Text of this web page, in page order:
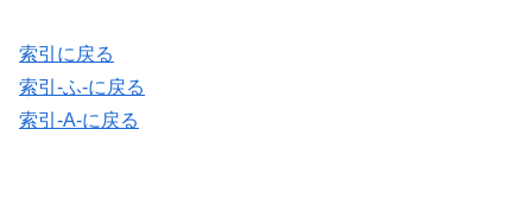
索引に戻る
索引-ふ-に戻る
索引-A-に戻る